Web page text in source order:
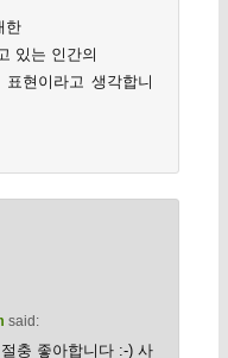
한
있는 인간의
표현이라고 생각합니
said:
충 좋아합니다 :-) 사